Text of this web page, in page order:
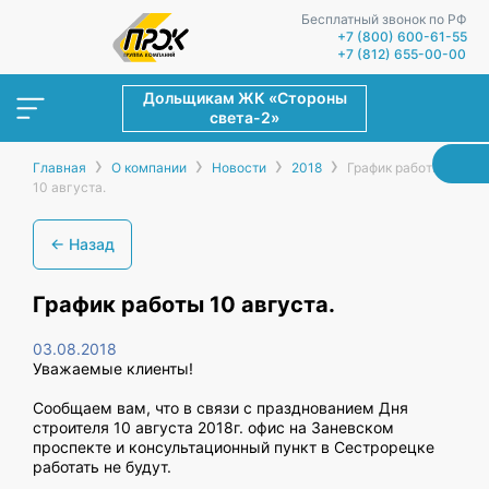
Бесплатный звонок по РФ
+7 (800) 600-61-55
+7 (812) 655-00-00
Дольщикам ЖК «Стороны
света-2»
Главная › О компании › Новости › 2018 ›
График работы
10 августа.
← Назад
График работы 10 августа.
03.08.2018
Уважаемые клиенты!
Сообщаем вам, что в связи с празднованием Дня
строителя 10 августа 2018г. офис на Заневском
проспекте и консультационный пункт в Сестрорецке
работать не будут.